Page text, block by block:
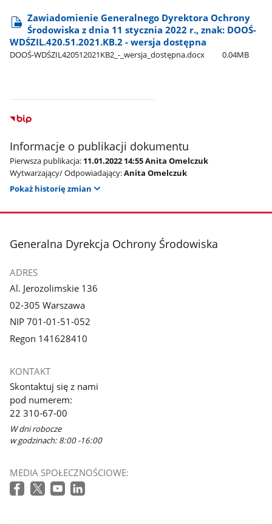
Zawiadomienie Generalnego Dyrektora Ochrony
Środowiska z dnia 11 stycznia 2022 r., znak: DOOŚ-
WDŚZIL.420.51.2021.KB.2 - wersja dostępna
DOOŚ-WDŚZIL420512021KB2​_-​_wersja​_dostępna.docx 0.04MB
Informacje o publikacji dokumentu
Pierwsza publikacja: 11.01.2022 14:55 Anita Omelczuk
Wytwarzający/ Odpowiadający:Anita Omelczuk
Pokaż historię zmian
stopka
Generalna Dyrekcja Ochrony Środowiska
ADRES
Al. Jerozolimskie 136
02-305 Warszawa
NIP 701-01-51-052
Regon 141628410
KONTAKT
Skontaktuj się z nami
pod numerem:
22 310-67-00
W dni robocze
w godzinach: 8:00 -16:00
MEDIA SPOŁECZNOŚCIOWE: